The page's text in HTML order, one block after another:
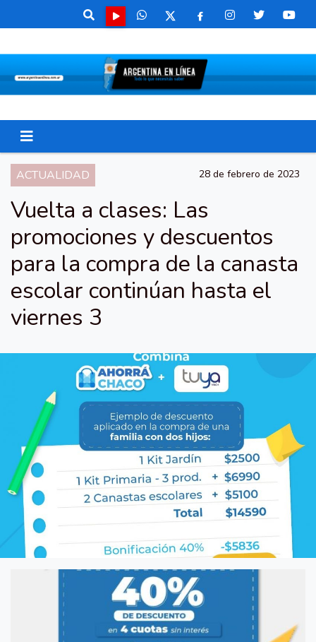
ACTUALIDAD 28 de febrero de 2023
Vuelta a clases: Las
promociones y descuentos
para la compra de la canasta
escolar continúan hasta el
viernes 3